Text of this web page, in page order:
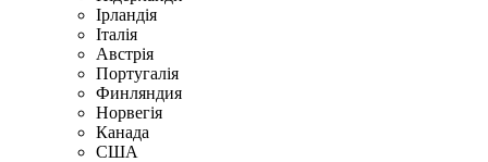
Iрландія
Iталiя
Австрія
Португалія
Финляндия
Норвегія
Канада
США